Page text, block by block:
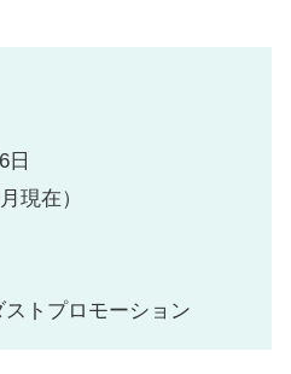
日
現在）
トプロモーション